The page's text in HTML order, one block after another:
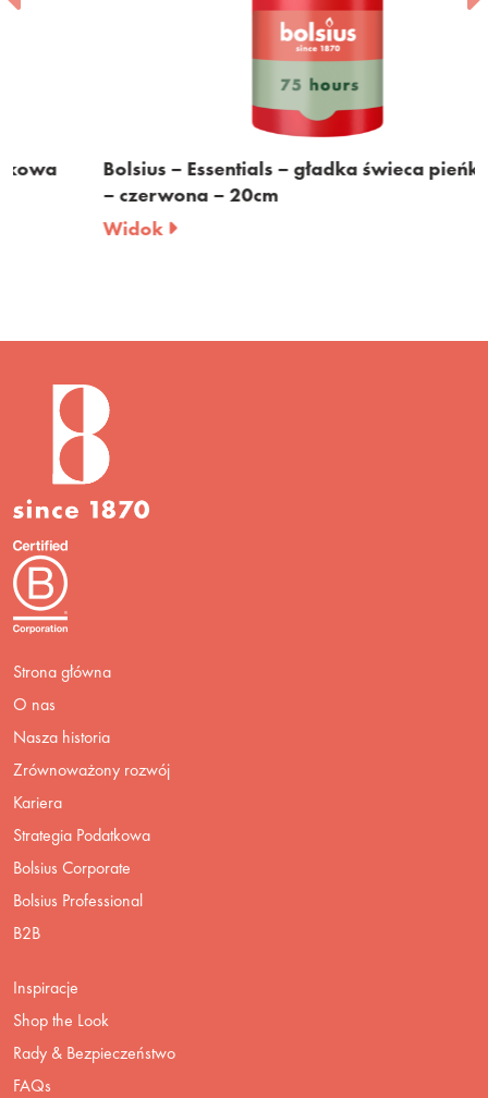
Bolsius – Essentials – gładka świeca pieńkowa
– czerwona – 20cm
Strona główna
O nas
Nasza historia
Zrównoważony rozwój
Kariera
Strategia Podatkowa
Bolsius Corporate
Bolsius Professional
B2B
Inspiracje
Shop the Look
Rady & Bezpieczeństwo
FAQs